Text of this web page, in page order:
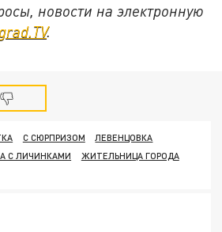
новости на электронную
.
С СЮРПРИЗОМ
ЛЕВЕНЦОВКА
С ЛИЧИНКАМИ
ЖИТЕЛЬНИЦА ГОРОДА